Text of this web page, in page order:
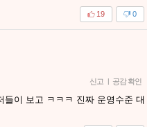
0
19
신고 | 공감 확인
이 보고 ㅋㅋㅋ 진짜 운영수준 대